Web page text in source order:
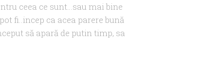
ceea ce sunt…sau mai bine
fi..incep ca acea parere bună
să apară de putin timp, sa